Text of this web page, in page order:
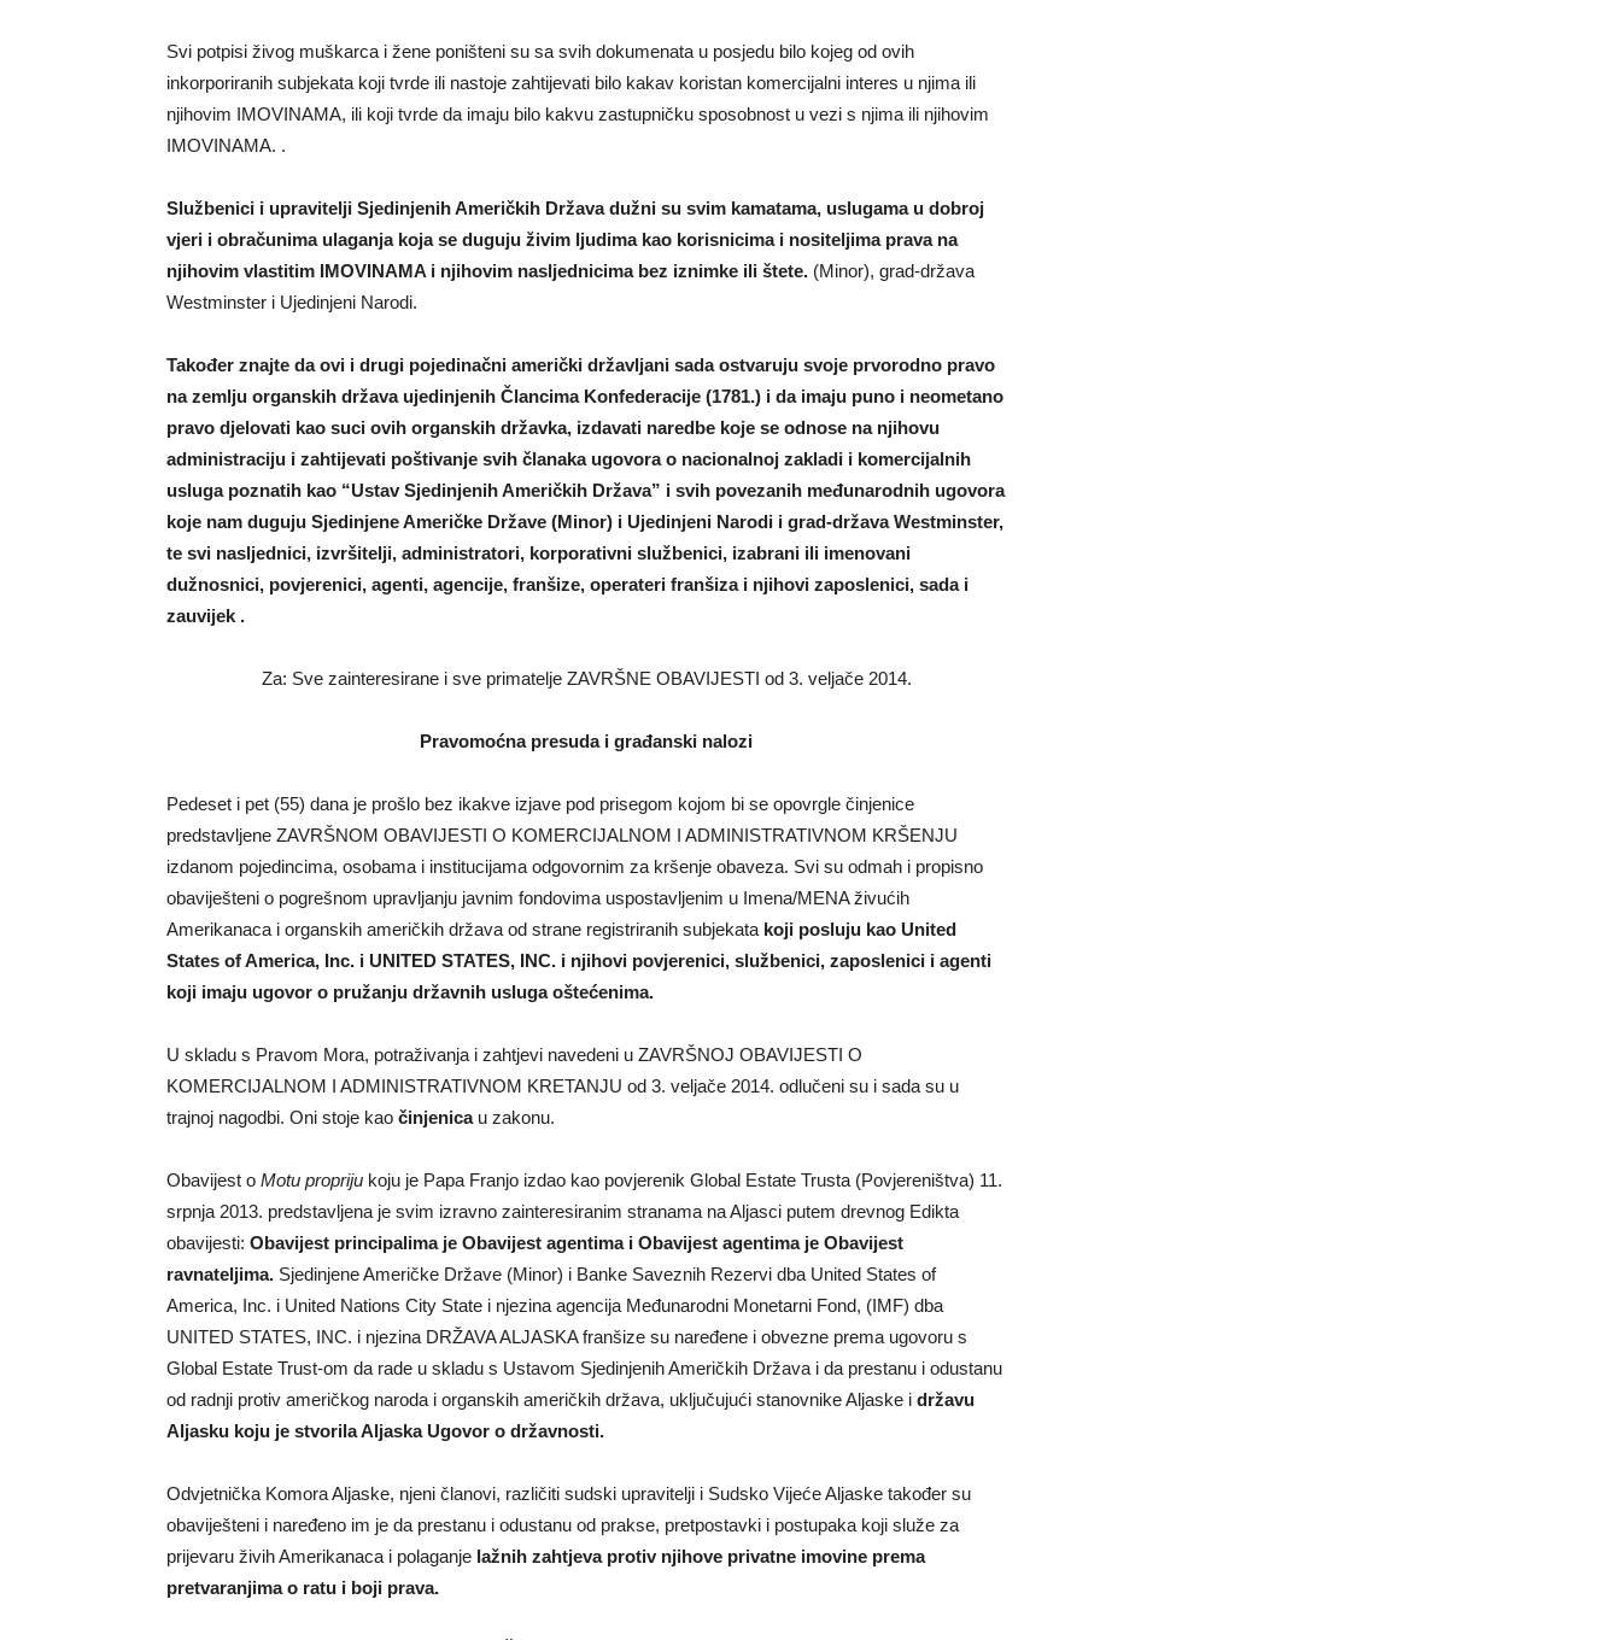
Svi potpisi živog muškarca i žene poništeni su sa svih dokumenata u posjedu bilo kojeg od ovih
inkorporiranih subjekata koji tvrde ili nastoje zahtijevati bilo kakav koristan komercijalni interes u njima ili
njihovim IMOVINAMA, ili koji tvrde da imaju bilo kakvu zastupničku sposobnost u vezi s njima ili njihovim
IMOVINAMA. .
Službenici i upravitelji Sjedinjenih Američkih Država dužni su svim kamatama, uslugama u dobroj
vjeri i obračunima ulaganja koja se duguju živim ljudima kao korisnicima i nositeljima prava na
njihovim vlastitim IMOVINAMA i njihovim nasljednicima bez iznimke ili štete. (Minor), grad-država
Westminster i Ujedinjeni Narodi.
Također znajte da ovi i drugi pojedinačni američki državljani sada ostvaruju svoje prvorodno pravo
na zemlju organskih država ujedinjenih Člancima Konfederacije (1781.) i da imaju puno i neometano
pravo djelovati kao suci ovih organskih državka, izdavati naredbe koje se odnose na njihovu
administraciju i zahtijevati poštivanje svih članaka ugovora o nacionalnoj zakladi i komercijalnih
usluga poznatih kao “Ustav Sjedinjenih Američkih Država” i svih povezanih međunarodnih ugovora
koje nam duguju Sjedinjene Američke Države (Minor) i Ujedinjeni Narodi i grad-država Westminster,
te svi nasljednici, izvršitelji, administratori, korporativni službenici, izabrani ili imenovani
dužnosnici, povjerenici, agenti, agencije, franšize, operateri franšiza i njihovi zaposlenici, sada i
zauvijek .
Za: Sve zainteresirane i sve primatelje ZAVRŠNE OBAVIJESTI od 3. veljače 2014.
Pravomoćna presuda i građanski nalozi
Pedeset i pet (55) dana je prošlo bez ikakve izjave pod prisegom kojom bi se opovrgle činjenice
predstavljene ZAVRŠNOM OBAVIJESTI O KOMERCIJALNOM I ADMINISTRATIVNOM KRŠENJU
izdanom pojedincima, osobama i institucijama odgovornim za kršenje obaveza. Svi su odmah i propisno
obaviješteni o pogrešnom upravljanju javnim fondovima uspostavljenim u Imena/MENA živućih
Amerikanaca i organskih američkih država od strane registriranih subjekata koji posluju kao United
States of America, Inc. i UNITED STATES, INC. i njihovi povjerenici, službenici, zaposlenici i agenti
koji imaju ugovor o pružanju državnih usluga oštećenima.
U skladu s Pravom Mora, potraživanja i zahtjevi navedeni u ZAVRŠNOJ OBAVIJESTI O
KOMERCIJALNOM I ADMINISTRATIVNOM KRETANJU od 3. veljače 2014. odlučeni su i sada su u
trajnoj nagodbi. Oni stoje kao činjenica u zakonu.
Obavijest o Motu propriju koju je Papa Franjo izdao kao povjerenik Global Estate Trusta (Povjereništva) 11.
srpnja 2013. predstavljena je svim izravno zainteresiranim stranama na Aljasci putem drevnog Edikta
obavijesti: Obavijest principalima je Obavijest agentima i Obavijest agentima je Obavijest
ravnateljima. Sjedinjene Američke Države (Minor) i Banke Saveznih Rezervi dba United States of
America, Inc. i United Nations City State i njezina agencija Međunarodni Monetarni Fond, (IMF) dba
UNITED STATES, INC. i njezina DRŽAVA ALJASKA franšize su naređene i obvezne prema ugovoru s
Global Estate Trust-om da rade u skladu s Ustavom Sjedinjenih Američkih Država i da prestanu i odustanu
od radnji protiv američkog naroda i organskih američkih država, uključujući stanovnike Aljaske i državu
Aljasku koju je stvorila Aljaska Ugovor o državnosti.
Odvjetnička Komora Aljaske, njeni članovi, različiti sudski upravitelji i Sudsko Vijeće Aljaske također su
obaviješteni i naređeno im je da prestanu i odustanu od prakse, pretpostavki i postupaka koji služe za
prijevaru živih Amerikanaca i polaganje lažnih zahtjeva protiv njihove privatne imovine prema
pretvaranjima o ratu i boji prava.